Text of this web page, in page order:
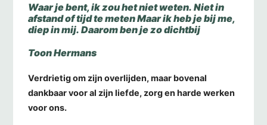
Waar je bent, ik zou het niet weten. Niet in
afstand of tijd te meten Maar ik heb je bij me,
diep in mij. Daarom ben je zo dichtbij
Toon Hermans
Verdrietig om zijn overlijden, maar bovenal
dankbaar voor al zijn liefde, zorg en harde werken
voor ons.